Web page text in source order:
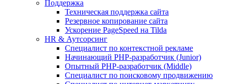
Поддержка
Техническая поддержка сайта
Резервное копирование сайта
Ускорение PageSpeed на Tilda
HR & Аутсорсинг
Специалист по контекстной рекламе
Начинающий PHP-разработчик (Junior)
Опытный PHP-разработчик (Middle)
Специалист по поисковому продвижению